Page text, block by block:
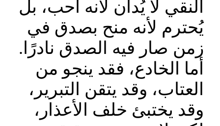
النقي لا يُدان لأنه أحب، بل
يُحترم لأنه منح بصدق في
زمن صار فيه الصدق نادرًا.
أما الخادع، فقد ينجو من
العتاب، وقد يتقن التبرير،
وقد يختبئ خلف الأعذار،